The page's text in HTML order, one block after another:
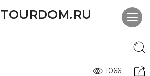
TOURDOM.RU
1066